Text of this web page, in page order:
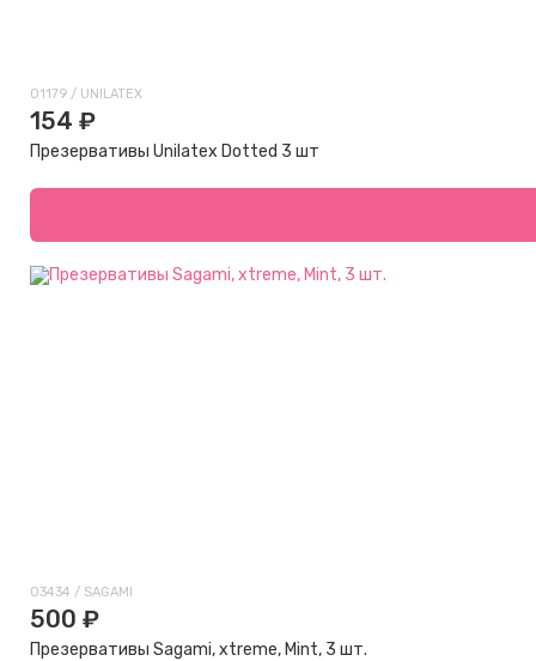
01179 / UNILATEX
154 ₽
Презервативы Unilatex Dotted 3 шт
03434 / SAGAMI
500 ₽
Презервативы Sagami, xtreme, Mint, 3 шт.